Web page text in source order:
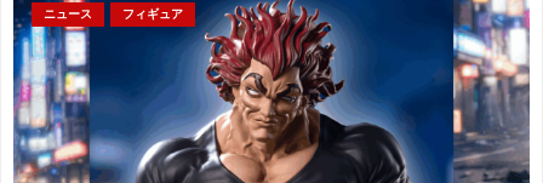
ニュース フィギュア